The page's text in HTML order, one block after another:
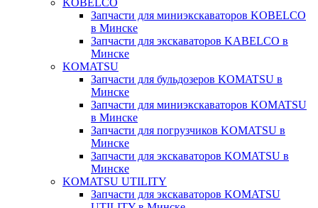
KOBELCO
Запчасти для миниэкскаваторов KOBELCO
в Минске
Запчасти для экскаваторов KABELCO в
Минске
KOMATSU
Запчасти для бульдозеров KOMATSU в
Минске
Запчасти для миниэкскаваторов KOMATSU
в Минске
Запчасти для погрузчиков KOMATSU в
Минске
Запчасти для экскаваторов KOMATSU в
Минске
KOMATSU UTILITY
Запчасти для экскаваторов KOMATSU